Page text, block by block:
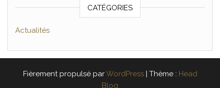
CATÉGORIES
Actualités
Fièrement propulsé parWordPress Thème : Head
Blog